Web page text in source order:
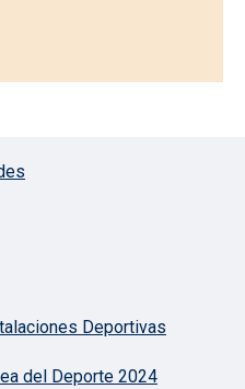
Deportivas
del Deporte 2024